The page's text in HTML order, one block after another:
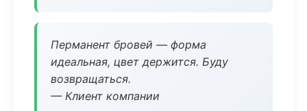
Перманент бровей — форма
идеальная, цвет держится. Буду
возвращаться.
— Клиент компании